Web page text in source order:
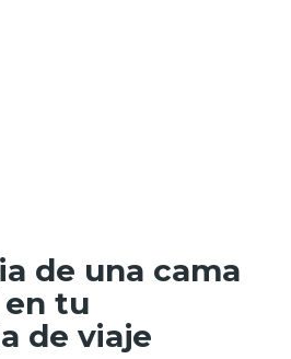
de una cama
tu
de viaje